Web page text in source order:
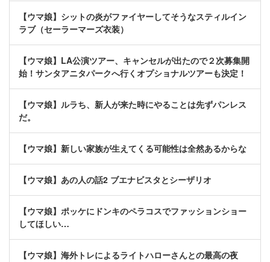
【ウマ娘】シットの炎がファイヤーしてそうなスティルイン
ラブ（セーラーマーズ衣装）
【ウマ娘】LA公演ツアー、キャンセルが出たので２次募集開
始！サンタアニタパークへ行くオプショナルツアーも決定！
【ウマ娘】ルラち、新人が来た時にやることは先ずパンレス
だ。
【ウマ娘】新しい家族が生えてくる可能性は全然あるからな
【ウマ娘】あの人の話2 ブエナビスタとシーザリオ
【ウマ娘】ポッケにドンキのペラコスでファッションショー
してほしい…
【ウマ娘】海外トレによるライトハローさんとの最高の夜